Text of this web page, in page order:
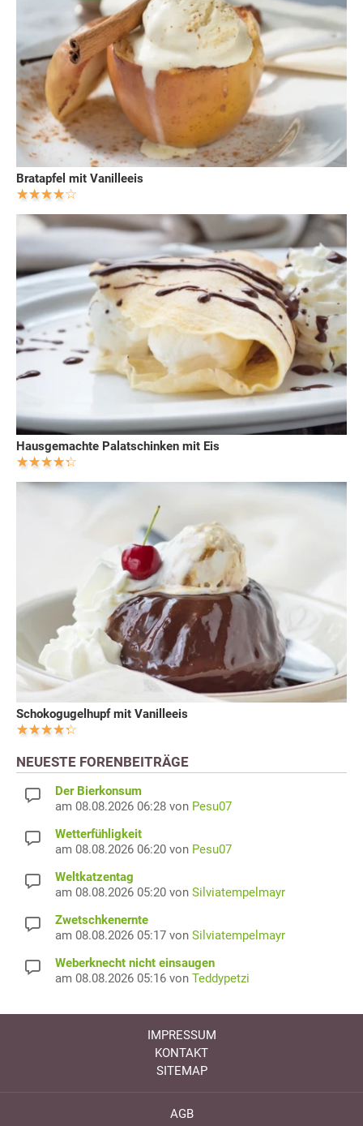
Bratapfel mit Vanilleeis
Hausgemachte Palatschinken mit Eis
Schokogugelhupf mit Vanilleeis
NEUESTE FORENBEITRÄGE
Der Bierkonsum
am 08.08.2026 06:28 von Pesu07
Wetterfühligkeit
am 08.08.2026 06:20 von Pesu07
Weltkatzentag
am 08.08.2026 05:20 von Silviatempelmayr
Zwetschkenernte
am 08.08.2026 05:17 von Silviatempelmayr
Weberknecht nicht einsaugen
am 08.08.2026 05:16 von Teddypetzi
IMPRESSUM
KONTAKT
SITEMAP
AGB